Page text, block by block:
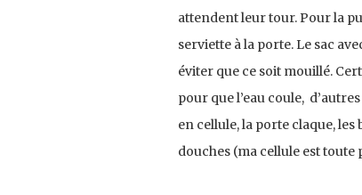
attendent leur tour. Pour la
serviette à la porte. Le sac
éviter que ce soit mouillé.
pour que l’eau coule,
en cellule, la porte claque,
douches (ma cellule est toute